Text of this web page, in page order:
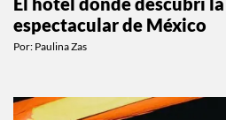
espectacular de México
Por: Paulina Zas